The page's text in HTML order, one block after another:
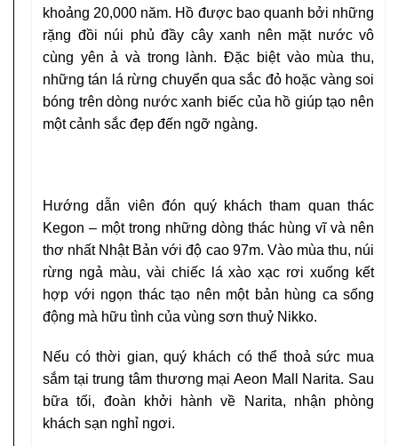
khoảng 20,000 năm. Hồ được bao quanh bởi những
rặng đồi núi phủ đầy cây xanh nên mặt nước vô
cùng yên ả và trong lành. Đặc biệt vào mùa thu,
những tán lá rừng chuyển qua sắc đỏ hoặc vàng soi
bóng trên dòng nước xanh biếc của hồ giúp tạo nên
một cảnh sắc đẹp đến ngỡ ngàng.
Hướng dẫn viên đón quý khách tham quan thác
Kegon – một trong những dòng thác hùng vĩ và nên
thơ nhất Nhật Bản với độ cao 97m. Vào mùa thu, núi
rừng ngả màu, vài chiếc lá xào xạc rơi xuống kết
hợp với ngọn thác tạo nên một bản hùng ca sống
động mà hữu tình của vùng sơn thuỷ Nikko.
Nếu có thời gian, quý khách có thể thoả sức mua
sắm tại trung tâm thương mại Aeon Mall Narita. Sau
bữa tối, đoàn khởi hành về Narita, nhận phòng
khách sạn nghỉ ngơi.